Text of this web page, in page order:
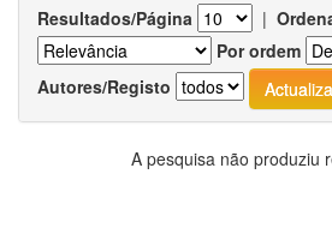
Resultados/Página |
Por ordem
Autores/Registo
A pesquisa não produziu